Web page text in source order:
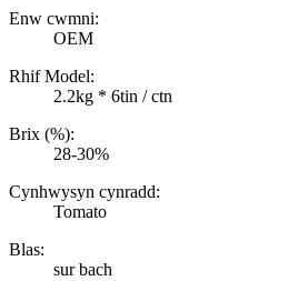
Enw cwmni:
OEM
Rhif Model:
2.2kg * 6tin / ctn
Brix (%):
28-30%
Cynhwysyn cynradd:
Tomato
Blas:
sur bach